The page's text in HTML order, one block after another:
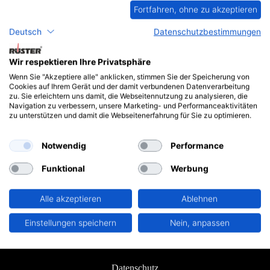
senden wir Ihnen bei Interesse gern einen Eintrittscode für ein kostenloses
Das Rüster-Team freut sich über Ihren Besuch!
Veranstaltungsort:
Messe Berlin
Messedamm 22
14055 Berlin
Halle 18, Stand 160
Eingang Nord, Halle 18-23
U Theodor-Heuss-Platz, S Messe Nord
Kontaktinformation:
Telefon: +49 3329 61248-0
E-Mail: info@temperatur-berlin.de
Fortfahren, ohne zu akzeptieren
Deutsch Datenschutzbestimmungen
Wir respektieren Ihre Privatsphäre
Wenn Sie "Akzeptiere alle" anklicken, stimmen Sie der Speicherung von
Cookies auf Ihrem Gerät und der damit verbundenen Datenverarbeitung
zu. Sie erleichtern uns damit, die Webseitennutzung zu analysieren, die
Navigation zu verbessern, unsere Marketing- und Performanceaktivitäten
zu unterstützen und damit die Webseitenerfahrung für Sie zu optimieren.
Notwendig Performance
Funktional Werbung
Alle akzeptieren Ablehnen
Einstellungen speichern Nein, anpassen